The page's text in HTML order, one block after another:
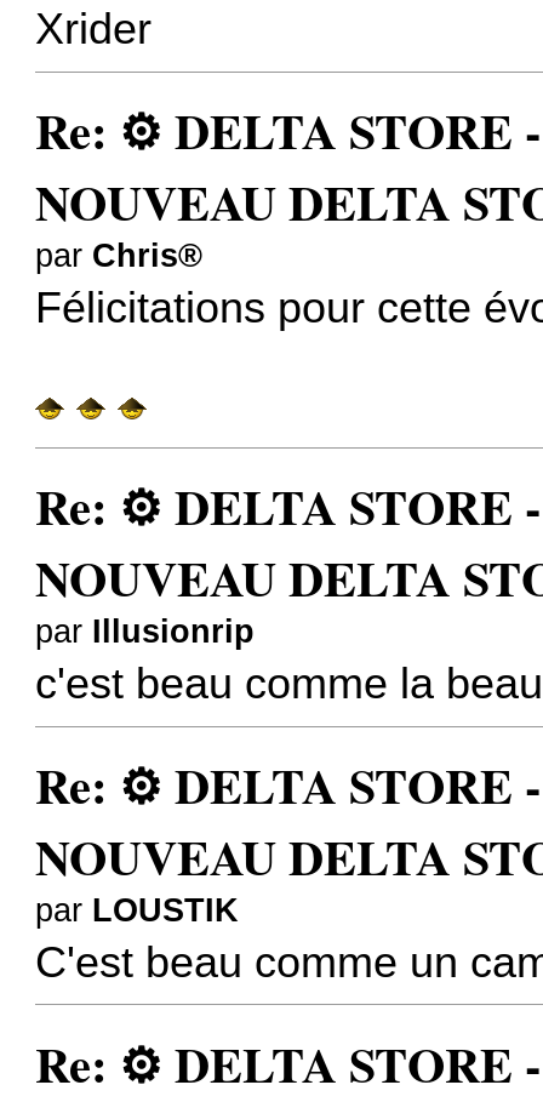
Xrider
Re: ⚙️ DELTA STORE
NOUVEAU DELTA
par Chris®
Félicitations pour cette
Re: ⚙️ DELTA STORE
NOUVEAU DELTA
par Illusionrip
c'est beau comme la
Re: ⚙️ DELTA STORE
NOUVEAU DELTA
par LOUSTIK
C'est beau comme un
Re: ⚙️ DELTA STORE